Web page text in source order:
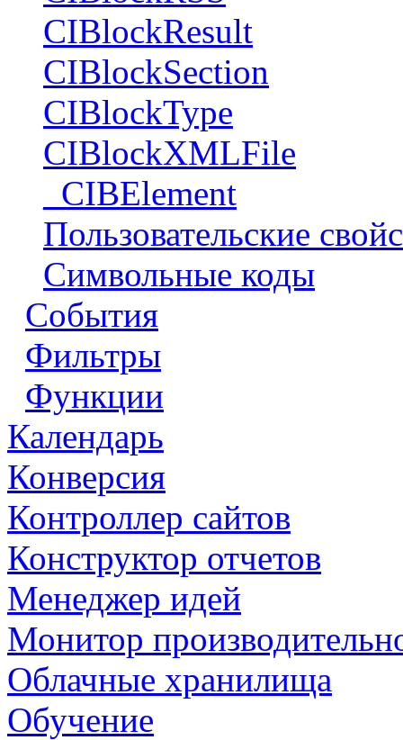
CIBlockResult
CIBlockSection
CIBlockType
CIBlockXMLFile
_CIBElement
Пользовательские
Символьные коды
События
Фильтры
Функции
Календарь
Конверсия
Контроллер сайтов
Конструктор отчетов
Менеджер идей
Монитор
Облачные хранилища
Обучение